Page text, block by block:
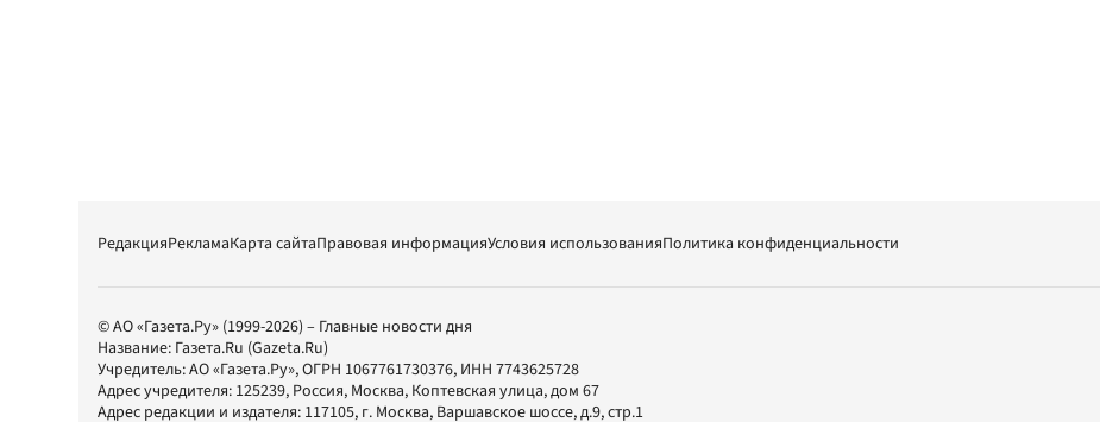
РедакцияРекламаКарта сайтаПравовая информацияУсловия использованияПолитика конфиденциальности
© АО «Газета.Ру» (1999-2026) – Главные новости дня
Название: Газета.Ru (Gazeta.Ru)
Учредитель:АО «Газета.Ру», ОГРН 1067761730376, ИНН 7743625728
Адрес учредителя: 125239, Россия, Москва, Коптевская улица, дом 67
Адрес редакции и издателя: 117105, г. Москва, Варшавское шоссе, д.9, стр.1